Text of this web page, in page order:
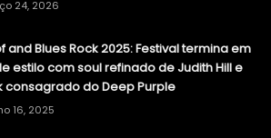
24, 2026
and Blues Rock 2025: Festival termina em
estilo com soul refinado de Judith Hill e
consagrado do Deep Purple
16, 2025